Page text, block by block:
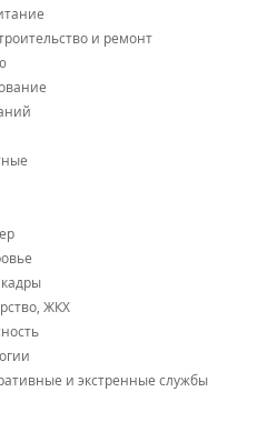
и ремонт
ЖКХ
и экстренные службы